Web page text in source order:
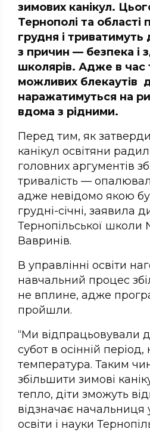
зимових канікул.
Тернополі та області
грудня і
з причин — безпека і
школярів. Адже в час
можливих блекаутів
наражатимуться на
вдома з рідними.
Перед тим, як
канікул освітяни
головних аргументів
тривалість —
адже невідомо якою
грудні-січні, заявила
Тернопільської школи
Вавринів.
В управлінні освіти
навчальний процес
не вплине, адже
пройшли.
“Ми відпрацьовували
субот в осінній
температура. Таким
збільшити зимові
тепло, діти зможуть
відзначає начальниця
освіти і науки